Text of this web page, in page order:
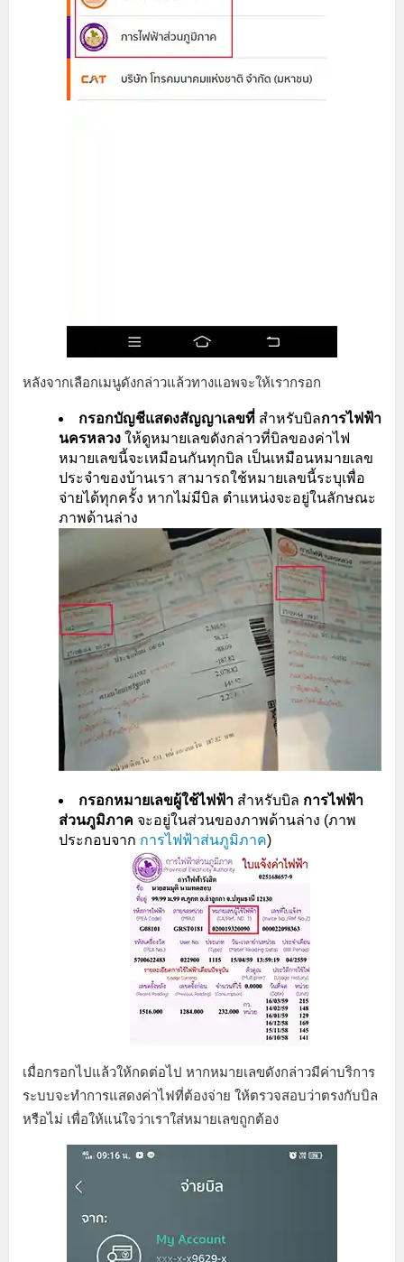
หลังจากเลือกเมนูดังกล่าวแล้วทางแอพจะให้เรากรอก
กรอกบัญชีแสดงสัญญาเลขที่ สำหรับบิลการไฟฟ้า
นครหลวง ให้ดูหมายเลขดังกล่าวที่บิลของค่าไฟ
หมายเลขนี้จะเหมือนกันทุกบิล เป็นเหมือนหมายเลข
ประจำของบ้านเรา สามารถใช้หมายเลขนี้ระบุเพื่อ
จ่ายได้ทุกครั้ง หากไม่มีบิล ตำแหน่งจะอยู่ในลักษณะ
ภาพด้านล่าง
กรอกหมายเลขผู้ใช้ไฟฟ้า สำหรับบิล การไฟฟ้า
ส่วนภูมิภาค จะอยู่ในส่วนของภาพด้านล่าง (ภาพ
ประกอบจาก การไฟฟ้าส่นภูมิภาค)
เมื่อกรอกไปแล้วให้กดต่อไป หากหมายเลขดังกล่าวมีค่าบริการ
ระบบจะทำการแสดงค่าไฟที่ต้องจ่าย ให้ตรวจสอบว่าตรงกับบิล
หรือไม่ เพื่อให้แน่ใจว่าเราใส่หมายเลขถูกต้อง